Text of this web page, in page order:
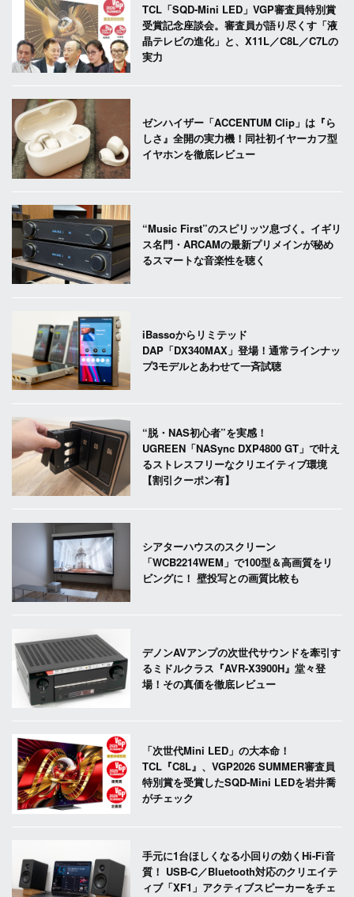
TCL「SQD-Mini LED」VGP審査員特別賞
受賞記念座談会。審査員が語り尽くす「液
晶テレビの進化」と、X11L／C8L／C7Lの
実力
ゼンハイザー「ACCENTUM Clip」は『ら
しさ』全開の実力機！同社初イヤーカフ型
イヤホンを徹底レビュー
“Music First”のスピリッツ息づく。イギリ
ス名門・ARCAMの最新プリメインが秘め
るスマートな音楽性を聴く
iBassoからリミテッド
DAP「DX340MAX」登場！通常ラインナッ
プ3モデルとあわせて一斉試聴
“脱・NAS初心者”を実感！
UGREEN「NASync DXP4800 GT」で叶え
るストレスフリーなクリエイティブ環境
【割引クーポン有】
シアターハウスのスクリーン
「WCB2214WEM」で100型＆高画質をリ
ビングに！ 壁投写との画質比較も
デノンAVアンプの次世代サウンドを牽引す
るミドルクラス『AVR-X3900H』堂々登
場！その真価を徹底レビュー
「次世代Mini LED」の大本命！
TCL『C8L』、VGP2026 SUMMER審査員
特別賞を受賞したSQD-Mini LEDを岩井喬
がチェック
手元に1台ほしくなる小回りの効くHi-Fi音
質！ USB-C／Bluetooth対応のクリエイテ
ィブ「XF1」アクティブスピーカーをチェ